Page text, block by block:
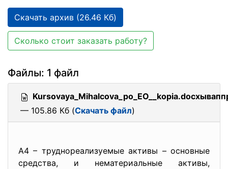
Скачать архив (26.46 Кб)
Сколько стоит заказать работу?
Файлы: 1 файл
— 105.86 Кб (Скачать файл)
А4 – труднореализуемые активы – основные
средства, и нематериальные активы,